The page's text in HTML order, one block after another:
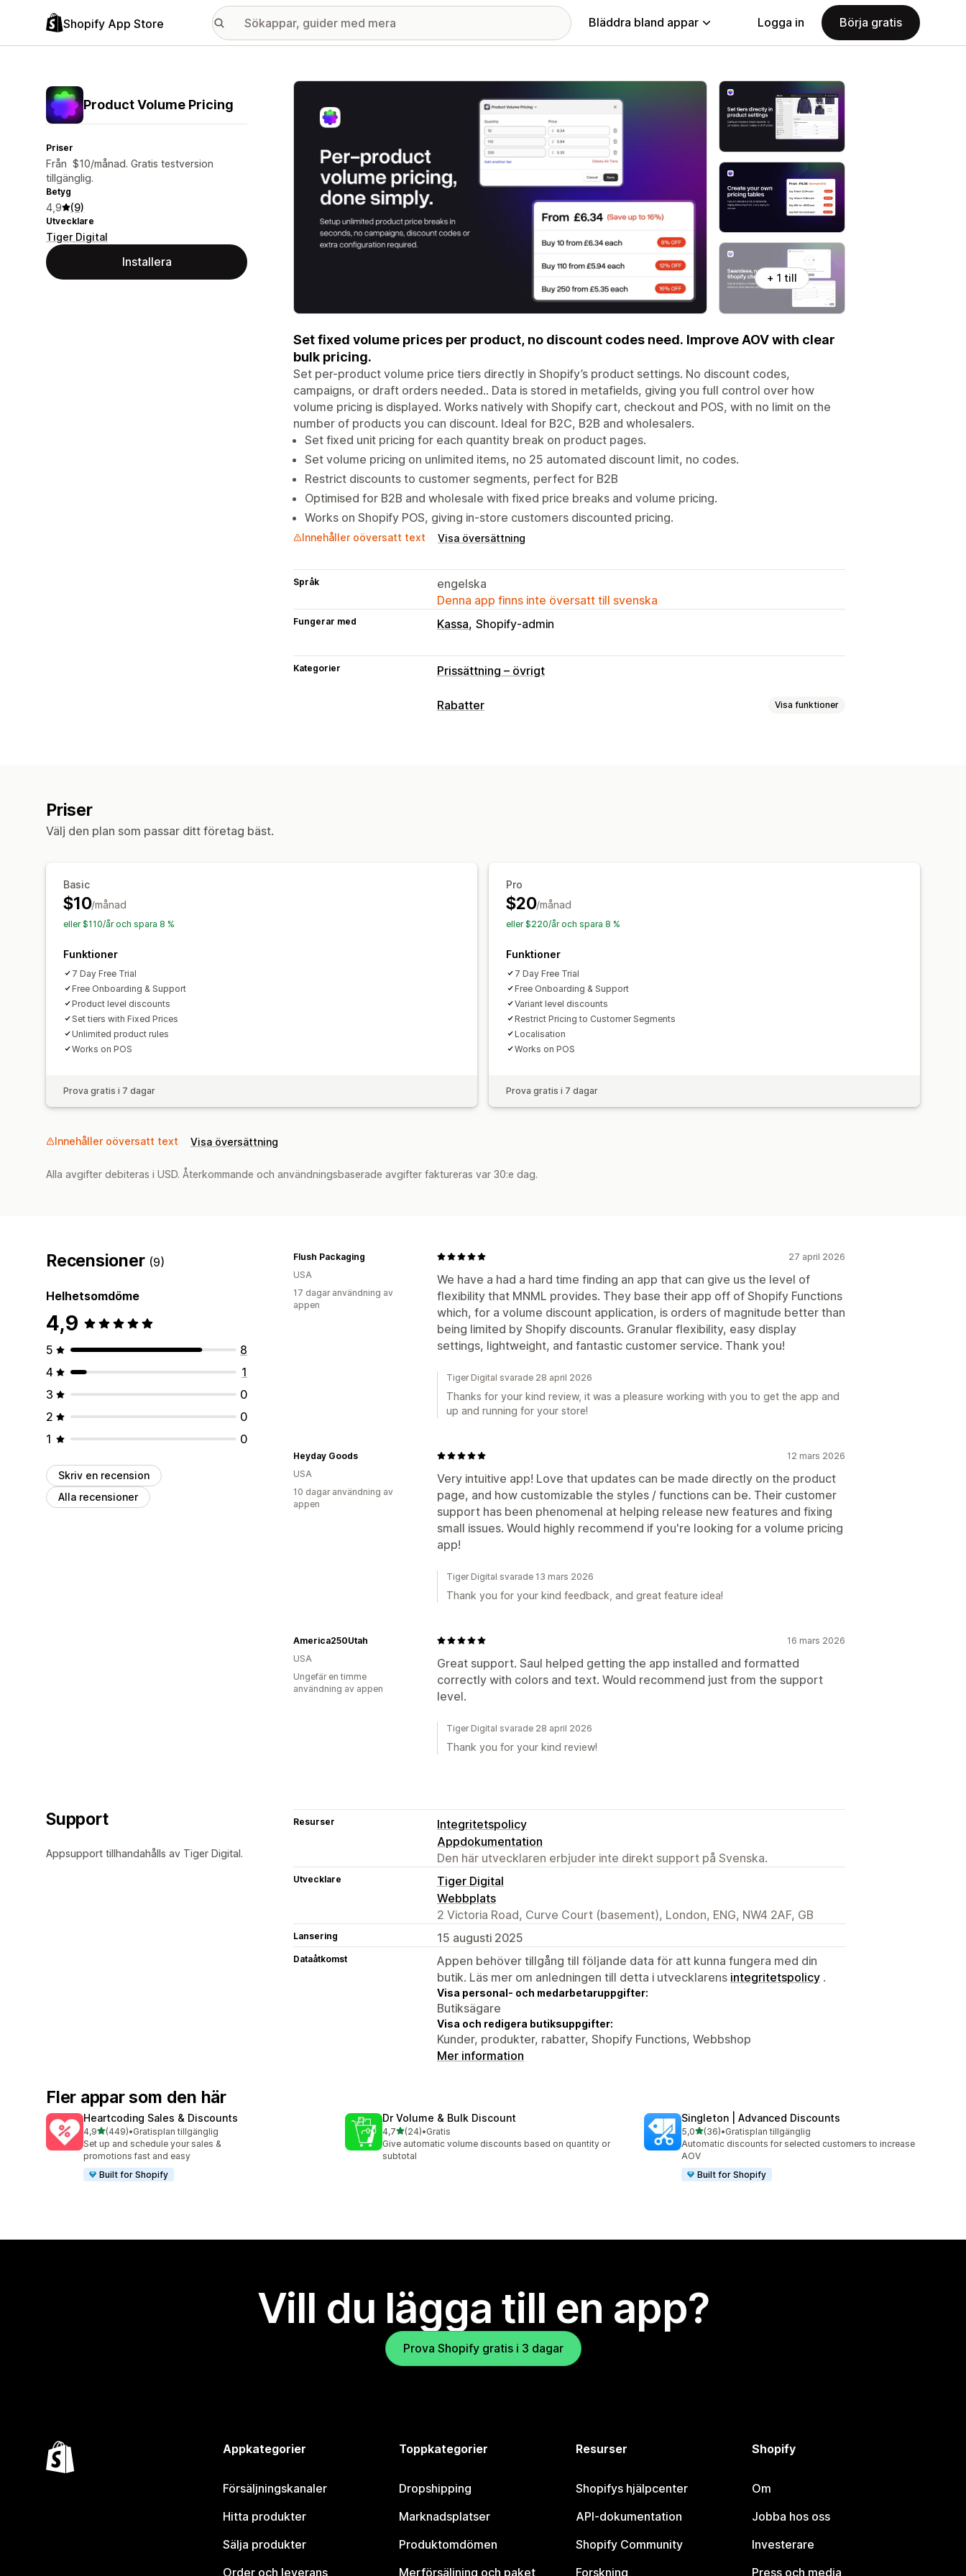
Shopify App Store Bläddra bland appar Logga in Börja gratis
Product Volume Pricing
Priser
Från $10/månad. Gratis testversion
tillgänglig.
Betyg
4,9 (9)
Utvecklare
Tiger Digital
Installera
Galleri med utvalda bilder
+ 1 till
Set fixed volume prices per product, no discount codes need. Improve AOV with clear
bulk pricing.
Set per-product volume price tiers directly in Shopify’s product settings. No discount codes,
campaigns, or draft orders needed.. Data is stored in metafields, giving you full control over how
volume pricing is displayed. Works natively with Shopify cart, checkout and POS, with no limit on the
number of products you can discount. Ideal for B2C, B2B and wholesalers.
Set fixed unit pricing for each quantity break on product pages.
Set volume pricing on unlimited items, no 25 automated discount limit, no codes.
Restrict discounts to customer segments, perfect for B2B
Optimised for B2B and wholesale with fixed price breaks and volume pricing.
Works on Shopify POS, giving in-store customers discounted pricing.
Innehåller oöversatt text Visa översättning
Språk
engelska
Denna app finns inte översatt till svenska
Fungerar med Kassa Shopify-admin
Kategorier Prissättning – övrigt
Rabatter Visa funktioner
Segmentering
Priser
Välj den plan som passar ditt företag bäst.
Basic
$10/månad
eller $110/år och spara 8 %
Funktioner
7 Day Free Trial
Free Onboarding & Support
Product level discounts
Set tiers with Fixed Prices
Unlimited product rules
Works on POS
Prova gratis i 7 dagar
Pro
$20/månad
eller $220/år och spara 8 %
Funktioner
7 Day Free Trial
Free Onboarding & Support
Variant level discounts
Restrict Pricing to Customer Segments
Localisation
Works on POS
Prova gratis i 7 dagar
Innehåller oöversatt text Visa översättning
Alla avgifter debiteras i USD. Återkommande och användningsbaserade avgifter faktureras var 30:e dag.
Recensioner (9)
Helhetsomdöme
4,9
5
8
4
1
3
0
2
0
1
0
Skriv en recension
Alla recensioner
27 april 2026
We have a had a hard time finding an app that can give us the level of
flexibility that MNML provides. They base their app off of Shopify Functions
which, for a volume discount application, is orders of magnitude better than
being limited by Shopify discounts. Granular flexibility, easy display
settings, lightweight, and fantastic customer service. Thank you!
Flush Packaging
USA
17 dagar användning av
appen
Tiger Digital svarade 28 april 2026
Thanks for your kind review, it was a pleasure working with you to get the app and
up and running for your store!
12 mars 2026
Very intuitive app! Love that updates can be made directly on the product
page, and how customizable the styles / functions can be. Their customer
support has been phenomenal at helping release new features and fixing
small issues. Would highly recommend if you're looking for a volume pricing
app!
Heyday Goods
USA
10 dagar användning av
appen
Tiger Digital svarade 13 mars 2026
Thank you for your kind feedback, and great feature idea!
16 mars 2026
Great support. Saul helped getting the app installed and formatted
correctly with colors and text. Would recommend just from the support
level.
America250Utah
USA
Ungefär en timme
användning av appen
Tiger Digital svarade 28 april 2026
Thank you for your kind review!
Support
Appsupport tillhandahålls av Tiger Digital.
Resurser
Integritetspolicy
Appdokumentation
Den här utvecklaren erbjuder inte direkt support på Svenska.
Utvecklare
Tiger Digital
Webbplats
2 Victoria Road, Curve Court (basement), London, ENG, NW4 2AF, GB
Lansering 15 augusti 2025
Dataåtkomst
Appen behöver tillgång till följande data för att kunna fungera med din
butik. Läs mer om anledningen till detta i utvecklarens integritetspolicy .
Visa personal- och medarbetaruppgifter:
Butiksägare
Visa och redigera butiksuppgifter:
Kunder, produkter, rabatter, Shopify Functions, Webbshop
Mer information
Fler appar som den här
Heartcoding Sales & Discounts
4,9av 5 stjärnor
(449)
449 recensioner totalt
•Gratisplan tillgänglig
Set up and schedule your sales &
promotions fast and easy
Built for Shopify
Dr Volume & Bulk Discount
4,7av 5 stjärnor
(24)
24 recensioner totalt
•Gratis
Give automatic volume discounts based on quantity or
subtotal
Singleton | Advanced Discounts
5,0av 5 stjärnor
(36)
36 recensioner totalt
•Gratisplan tillgänglig
Automatic discounts for selected customers to increase
AOV
Built for Shopify
Vill du lägga till en app?
Prova Shopify gratis i 3 dagar
Appkategorier
Försäljningskanaler
Hitta produkter
Sälja produkter
Order och leverans
Toppkategorier
Dropshipping
Marknadsplatser
Produktomdömen
Merförsäljning och paket
Resurser
Shopifys hjälpcenter
API-dokumentation
Shopify Community
Forskning
Shopify
Om
Jobba hos oss
Investerare
Press och media